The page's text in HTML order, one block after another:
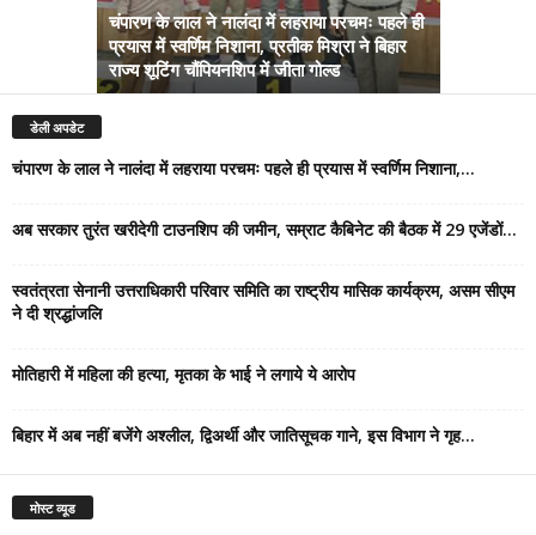
चंपारण के लाल ने नालंदा में लहराया परचमः पहले ही
प्रयास में स्वर्णिम निशाना, प्रतीक मिश्रा ने बिहार
राज्य शूटिंग चौंपियनशिप में जीता गोल्ड
डेली अपडेट
चंपारण के लाल ने नालंदा में लहराया परचमः पहले ही प्रयास में स्वर्णिम निशाना,...
अब सरकार तुरंत खरीदेगी टाउनशिप की जमीन, सम्राट कैबिनेट की बैठक में 29 एजेंडों...
स्वतंत्रता सेनानी उत्तराधिकारी परिवार समिति का राष्ट्रीय मासिक कार्यक्रम, असम सीएम
ने दी श्रद्धांजलि
मोतिहारी में महिला की हत्या, मृतका के भाई ने लगाये ये आरोप
बिहार में अब नहीं बजेंगे अश्लील, द्विअर्थी और जातिसूचक गाने, इस विभाग ने गृह...
मोस्ट व्यूड